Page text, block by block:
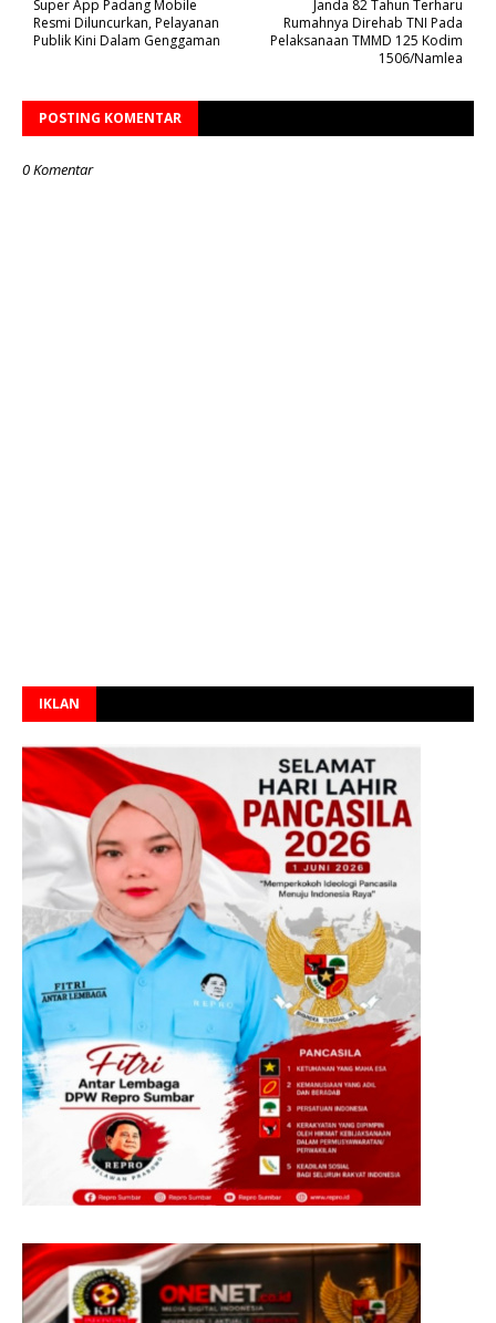
Janda 82 Tahun Terharu
Rumahnya Direhab TNI Pada
Pelaksanaan TMMD 125 Kodim
1506/Namlea
Super App Padang Mobile
Resmi Diluncurkan, Pelayanan
Publik Kini Dalam Genggaman
POSTING KOMENTAR
0 Komentar
IKLAN